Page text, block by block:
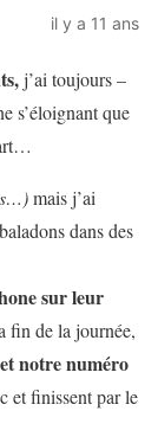
il y a 11 ans
j’ai toujours –
s’éloignant que
mais j’ai
dans des
sur leur
fin de la journée,
notre numéro
et finissent par le